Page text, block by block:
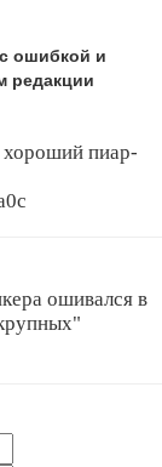
ошибкой и
редакции
хороший пиар-
ошивался в